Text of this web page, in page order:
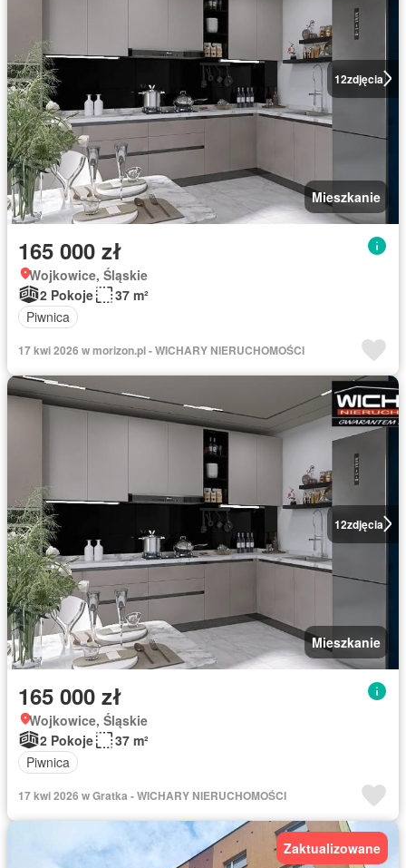
12zdjęcia
Mieszkanie
165 000 zł
Wojkowice, Śląskie
2 Pokoje
37 m²
Piwnica
17 kwi 2026 w morizon.pl - WICHARY NIERUCHOMOŚCI
12zdjęcia
Mieszkanie
165 000 zł
Wojkowice, Śląskie
2 Pokoje
37 m²
Piwnica
17 kwi 2026 w Gratka - WICHARY NIERUCHOMOŚCI
Zaktualizowane